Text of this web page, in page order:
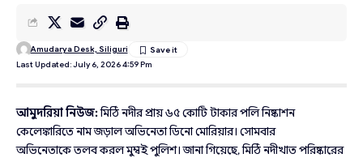
Last Updated: July 6, 2026 4:59 Pm
Amudarya Desk, Siliguri
আমুদরিয়া নিউজ:মিঠি নদীর প্রায় ৬৫ কোটি টাকার পলি নিষ্কাশন
কেলেঙ্কারিতে নাম জড়াল অভিনেতা ডিনো মোরিয়ার। সোমবার
অভিনেতাকে তলব করল মুম্বই পুলিশ। জানা গিয়েছে, মিঠি নদীখাত পরিষ্কারের